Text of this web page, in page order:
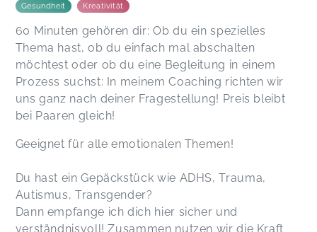
Gesundheit Kreativität
60 Minuten gehören dir: Ob du ein spezielles
Thema hast, ob du einfach mal abschalten
möchtest oder ob du eine Begleitung in einem
Prozess suchst: In meinem Coaching richten wir
uns ganz nach deiner Fragestellung! Preis bleibt
bei Paaren gleich!
Geeignet für alle emotionalen Themen!
Du hast ein Gepäckstück wie ADHS, Trauma,
Autismus, Transgender?
Dann empfange ich dich hier sicher und
verständnisvoll! Zusammen nutzen wir die Kraft